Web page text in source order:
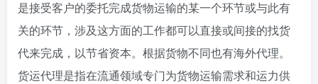
是接受客户的委托完成货物运输的某一个环节或与此有
关的环节，涉及这方面的工作都可以直接或间接的找货
代来完成，以节省资本。根据货物不同也有海外代理。
货运代理是指在流通领域专门为货物运输需求和运力供